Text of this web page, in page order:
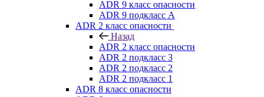
ADR 9 класс опасности
ADR 9 подкласс A
ADR 2 класс опасности
Назад
ADR 2 класс опасности
ADR 2 подкласс 3
ADR 2 подкласс 2
ADR 2 подкласс 1
ADR 8 класс опасности